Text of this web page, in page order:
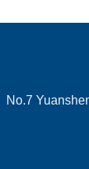
No.7